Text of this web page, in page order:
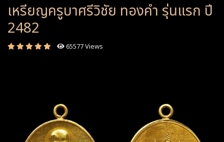
เหรียญครูบาศรีวิชัย ทองคำ รุ่นแรก ปี
2482
65577 Views